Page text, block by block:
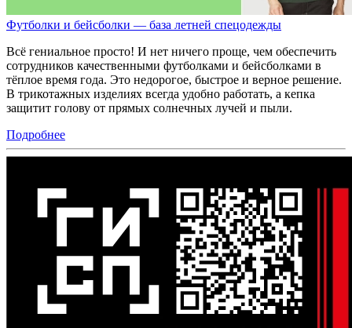
Футболки и бейсболки — база летней спецодежды
Всё гениальное просто! И нет ничего проще, чем обеспечить
сотрудников качественными футболками и бейсболками в
тёплое время года. Это недорогое, быстрое и верное решение.
В трикотажных изделиях всегда удобно работать, а кепка
защитит голову от прямых солнечных лучей и пыли.
Подробнее